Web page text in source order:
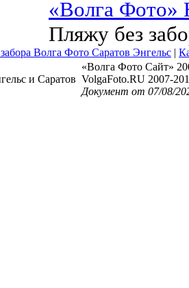
«Волга Фото»
Пляжу без
Волга Фото Саратов Энгельс |
и Саратов
«Волга Фото Сайт»
VolgaFoto.RU 2007-
Документ от 07/08/